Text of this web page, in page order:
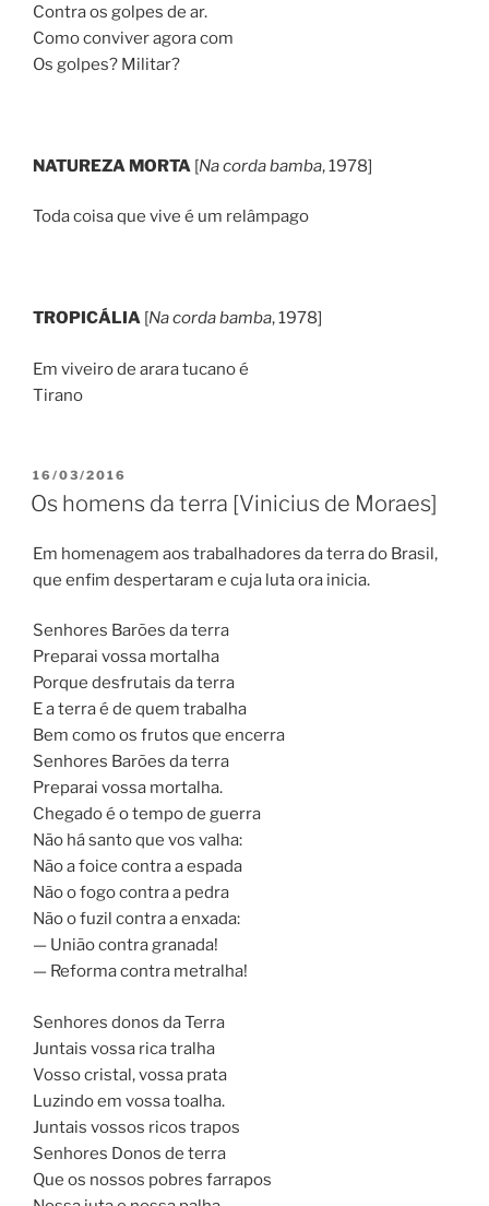
Contra os golpes de ar.
Como conviver agora com
Os golpes? Militar?
NATUREZA MORTA [Na corda bamba, 1978]
Toda coisa que vive é um relâmpago
TROPICÁLIA [Na corda bamba, 1978]
Em viveiro de arara tucano é
Tirano
PUBLICADO
EM
16/03/2016
Os homens da terra [Vinicius de Moraes]
Em homenagem aos trabalhadores da terra do Brasil,
que enfim despertaram e cuja luta ora inicia.
Senhores Barões da terra
Preparai vossa mortalha
Porque desfrutais da terra
E a terra é de quem trabalha
Bem como os frutos que encerra
Senhores Barões da terra
Preparai vossa mortalha.
Chegado é o tempo de guerra
Não há santo que vos valha:
Não a foice contra a espada
Não o fogo contra a pedra
Não o fuzil contra a enxada:
— União contra granada!
— Reforma contra metralha!
Senhores donos da Terra
Juntais vossa rica tralha
Vosso cristal, vossa prata
Luzindo em vossa toalha.
Juntais vossos ricos trapos
Senhores Donos de terra
Que os nossos pobres farrapos